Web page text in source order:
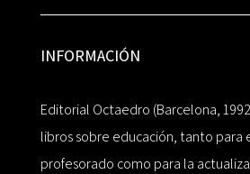
INFORMACIÓN
Editorial Octaedro (Barcelona,
libros sobre educación, tanto para
profesorado como para la